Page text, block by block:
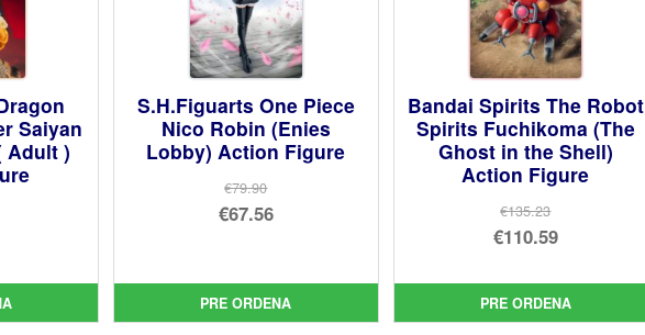
Saiyan
Adult )
S.H.Figuarts One Piece
Nico Robin (Enies
Lobby) Action Figure
€79.90
El
era:
€67.56
actual
PRE ORDENA
Bandai Spirits The Robot
Spirits Fuchikoma (The
Ghost in the Shell)
Action Figure
€135.23
El
original
era:
€110.59
precio
actual
PRE ORDENA